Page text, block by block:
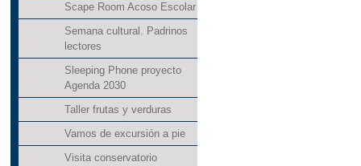
Scape Room Acoso Escolar
Semana cultural. Padrinos
lectores
Sleeping Phone proyecto
Agenda 2030
Taller frutas y verduras
Vamos de excursión a pie
Visita conservatorio